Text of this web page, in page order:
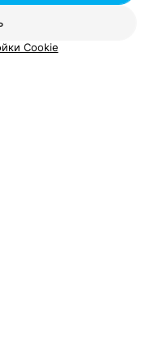
живых организмов,
и водные процедуры
и
Бассейн не имеет
Cookie